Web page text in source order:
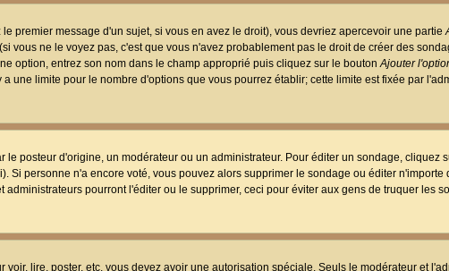
premier message d'un sujet, si vous en avez le droit), vous devriez apercevoir une partie
vous ne le voyez pas, c'est que vous n'avez probablement pas le droit de créer des
option, entrez son nom dans le champ approprié puis cliquez sur le boutonAjouter
une limite pour le nombre d'options que vous pourrez établir; cette limite est fixée par
posteur d'origine, un modérateur ou un administrateur. Pour éditer un sondage, cliquez
Si personne n'a encore voté, vous pouvez alors supprimer le sondage ou éditer n'importe
pourront l'éditer ou le supprimer, ceci pour éviter aux gens de truquer les
lire, poster, etc. vous devez avoir une autorisation spéciale. Seuls le modérateur et